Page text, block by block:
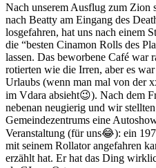
Nach unserem Ausflug zum Zion
nach Beatty am Eingang des
losgefahren, hat uns nach einem
die “besten Cinamon Rolls des
lassen. Das beworbene Café war
rotierten wie die Irren, aber es
Urlaubs (wenn man mal von der
im Vdara absieht😉). Nach dem
nebenan neugierig und wir
Gemeindezentrums eine
Veranstaltung (für uns😂): ein
mit seinem Rollator angefahren
erzählt hat. Er hat das Ding